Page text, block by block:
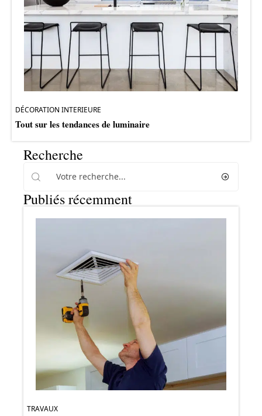
DÉCORATION INTERIEURE
Tout sur les tendances de luminaire
Recherche
Publiés récemment
TRAVAUX